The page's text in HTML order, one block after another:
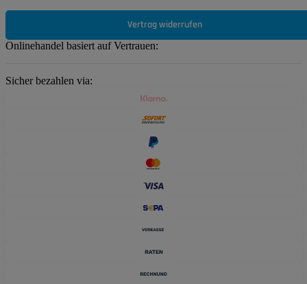
Vertrag widerrufen
Onlinehandel basiert auf Vertrauen:
Sicher bezahlen via: